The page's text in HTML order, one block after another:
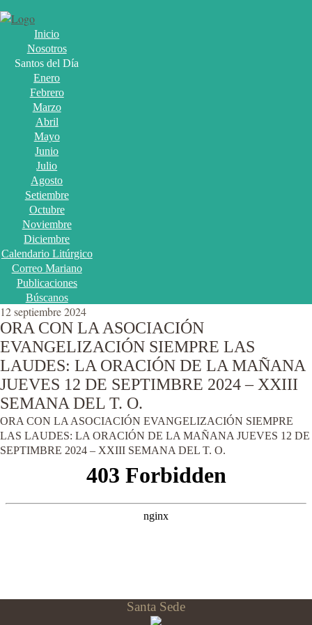
Inicio
Nosotros
Santos del Día
Enero
Febrero
Marzo
Abril
Mayo
Junio
Julio
Agosto
Setiembre
Octubre
Noviembre
Diciembre
Calendario Litúrgico
Correo Mariano
Publicaciones
Búscanos
12 septiembre 2024
ORA CON LA ASOCIACIÓN
EVANGELIZACIÓN SIEMPRE LAS
LAUDES: LA ORACIÓN DE LA MAÑANA
JUEVES 12 DE SEPTIMBRE 2024 – XXIII
SEMANA DEL T. O.
ORA CON LA ASOCIACIÓN EVANGELIZACIÓN SIEMPRE
LAS LAUDES: LA ORACIÓN DE LA MAÑANA JUEVES 12 DE
SEPTIMBRE 2024 – XXIII SEMANA DEL T. O.
Santa Sede